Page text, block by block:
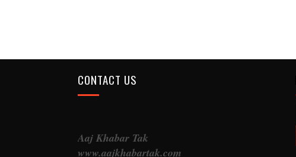
CONTACT US
Aaj Khabar Tak
www.aajkhabartak.com